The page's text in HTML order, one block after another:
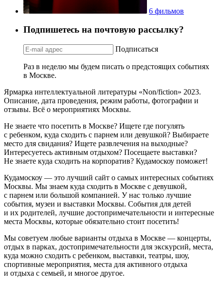
6 фильмов
Подпишетесь на почтовую рассылку?
Подписаться
Раз в неделю мы будем писать о предстоящих событиях
в Москве.
Ярмарка интеллектуальной литературы «Non/fiction» 2023.
Описание, дата проведения, режим работы, фотографии и
отзывы. Всё о мероприятиях Москвы.
Не знаете что посетить в Москве? Ищете где погулять
с ребенком, куда сходить с парнем или девушкой? Выбираете
место для свидания? Ищете развлечения на выходные?
Интересуетесь активным отдыхом? Посещаете выставки?
Не знаете куда сходить на корпоратив? Кудамоскоу поможет!
Кудамоскоу — это лучший сайт о самых интересных событиях
Москвы. Мы знаем куда сходить в Москве с девушкой,
с парнем или большой компанией. У нас только лучшие
события, музеи и выставки Москвы. События для детей
и их родителей, лучшие достопримечательности и интересные
места Москвы, которые обязательно стоит посетить!
Мы советуем любые варианты отдыха в Москве — концерты,
отдых в парках, достопримечательности для экскурсий, места,
куда можно сходить с ребенком, выставки, театры, шоу,
спортивные мероприятия, места для активного отдыха
и отдыха с семьей, и многое другое.